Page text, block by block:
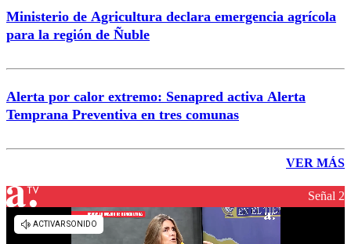
Ministerio de Agricultura declara emergencia agrícola
para la región de Ñuble
Alerta por calor extremo: Senapred activa Alerta
Temprana Preventiva en tres comunas
VER MÁS
Señal 2